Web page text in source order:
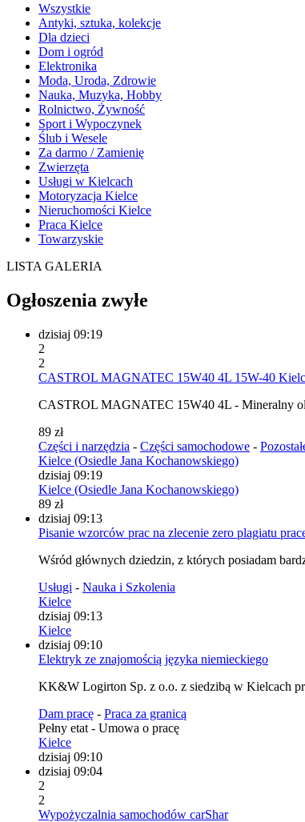
Wszystkie
Antyki, sztuka, kolekcje
Dla dzieci
Dom i ogród
Elektronika
Moda, Uroda, Zdrowie
Nauka, Muzyka, Hobby
Rolnictwo, Żywność
Sport i Wypoczynek
Ślub i Wesele
Za darmo / Zamienię
Zwierzęta
Usługi w Kielcach
Motoryzacja Kielce
Nieruchomości Kielce
Praca Kielce
Towarzyskie
LISTA GALERIA
Ogłoszenia zwyłe
dzisiaj 09:19
2
2
CASTROL MAGNATEC 15W40 4L 15W-40
CASTROL MAGNATEC 15W40 4L - Mineralny
89 zł
Części i narzędzia - Części samochodowe -
Kielce (Osiedle Jana Kochanowskiego)
dzisiaj 09:19
Kielce (Osiedle Jana Kochanowskiego)
89 zł
dzisiaj 09:13
Pisanie wzorców prac na zlecenie zero plagiatu
Wśród głównych dziedzin, z których posiadam
Usługi - Nauka i Szkolenia
Kielce
dzisiaj 09:13
Kielce
dzisiaj 09:10
Elektryk ze znajomością języka niemieckiego
KK&W Logirton Sp. z o.o. z siedzibą w Kielcach
Dam pracę - Praca za granicą
Pełny etat - Umowa o pracę
Kielce
dzisiaj 09:10
dzisiaj 09:04
2
2
Wypożyczalnia samochodów carShar